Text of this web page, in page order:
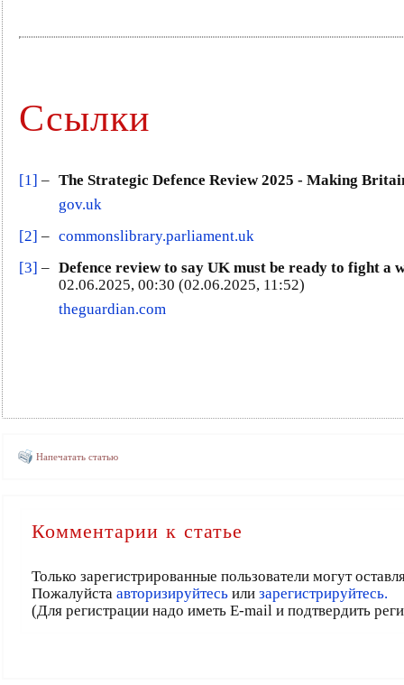
Ссылки
[1] – The Strategic Defence Review 2025 - Making
gov.uk
[2] – commonslibrary.parliament.uk
[3] – Defence review to say UK must be ready to fight
02.06.2025, 00:30 (02.06.2025, 11:52)
theguardian.com
Напечатать статью
Комментарии к статье
Только зарегистрированные пользователи могут
Пожалуйста авторизируйтесьили зарегистрируйтесь.
(Для регистрации надо иметь E-mail и подтвердить